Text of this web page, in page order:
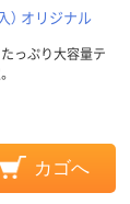
） オリジナル
っぷり大容量テ
カゴへ